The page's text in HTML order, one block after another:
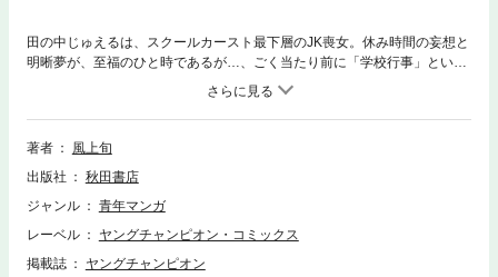
田の中じゅえるは、スクールカースト最下層のJK喪女。休み時間の妄想と
明晰夢が、至福のひと時であるが…、ごく当たり前に「学校行事」という
著者
風上旬
出版社
秋田書店
ジャンル
青年マンガ
レーベル
ヤングチャンピオン・コミックス
掲載誌
ヤングチャンピオン